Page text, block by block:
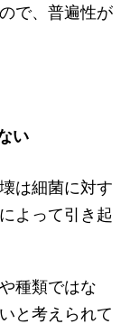
で、普遍性が
い
は細菌に対す
よって引き起
種類ではな
と考えられて